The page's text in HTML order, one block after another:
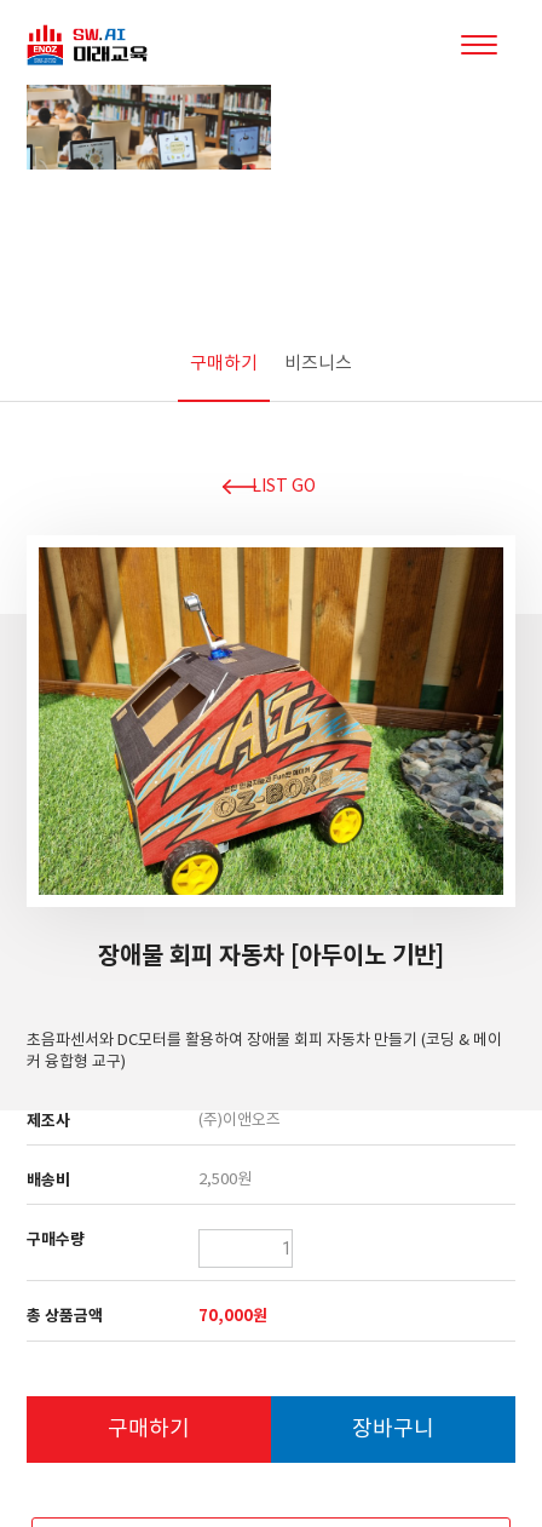
구매하기 비즈니스
LIST GO
장애물 회피 자동차 [아두이노 기반]
초음파센서와 DC모터를 활용하여 장애물 회피 자동차 만들기 (코딩 & 메이
커 융합형 교구)
제조사 (주)이앤오즈
배송비 2,500원
구매수량
총 상품금액 70,000원
구매하기 장바구니